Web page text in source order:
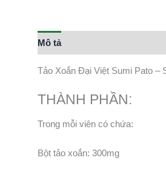
Mô tả
Tảo Xoắn Đại Việt Sumi Pato –
THÀNH PHẦN:
Trong mỗi viên có chứa:
Bột tảo xoắn: 300mg